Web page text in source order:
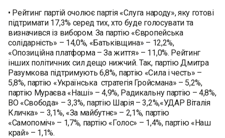
• Рейтинг партій очолює партія «Слуга народу», яку готові
підтримати 17,3% серед тих, хто буде голосувати та
визначився із вибором. За партію «Європейська
солідарність» – 14,0%, «Батьківщина» – 12,2%,
«Опозиційна платформа – За життя» – 11,0%. Рейтинг
інших політичних сил дещо нижчий. Так, партію Дмитра
Разумкова підтримують 6,8%, партію «Сила і честь» –
5,8%, партію «Українська стратегія Гройсмана» – 5,2%,
партію Мураєва «Наші» – 4,9%, Радикальну партію – 4,8%,
ВО «Свобода» – 3,3%, партію Шарія – 3,2%,«УДАР Віталія
Кличка» – 3,1%, «За майбутнє» – 2,1%, партію
«Самопоміч» – 1,7%, партію «Голос» – 1,4%, партію «Наш
край» – 1,1%.